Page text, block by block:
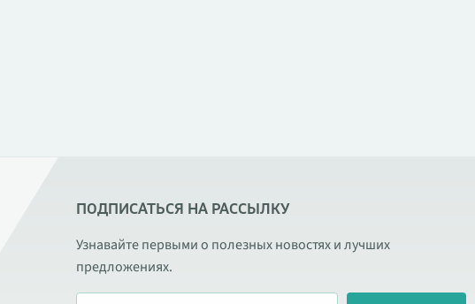
ПОДПИСАТЬСЯ НА РАССЫЛКУ
Узнавайте первыми о полезных новостях и лучших
предложениях.